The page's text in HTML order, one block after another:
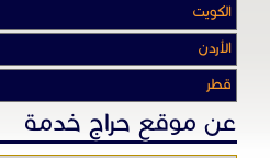
عن موقع حراج خدمة